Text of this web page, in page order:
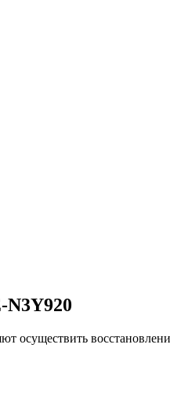
N3Y920
осуществить